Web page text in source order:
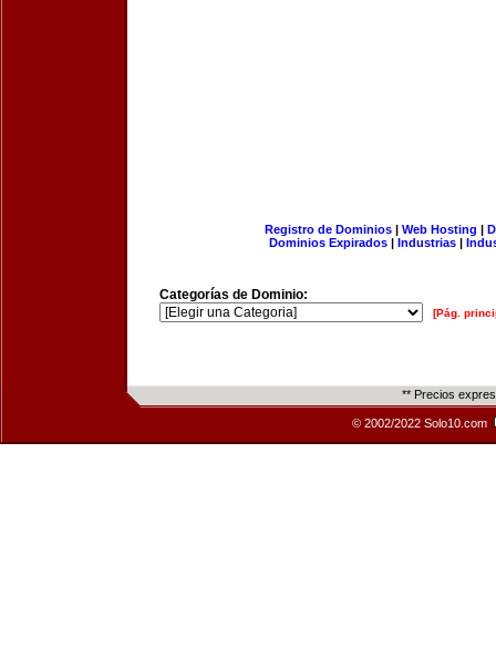
Registro de Dominios| Web Hosting |
Dominios Expirados | Industrias |
Categorías de Dominio:
[Pág.
** Precios
© 2002/2022 Solo10.com